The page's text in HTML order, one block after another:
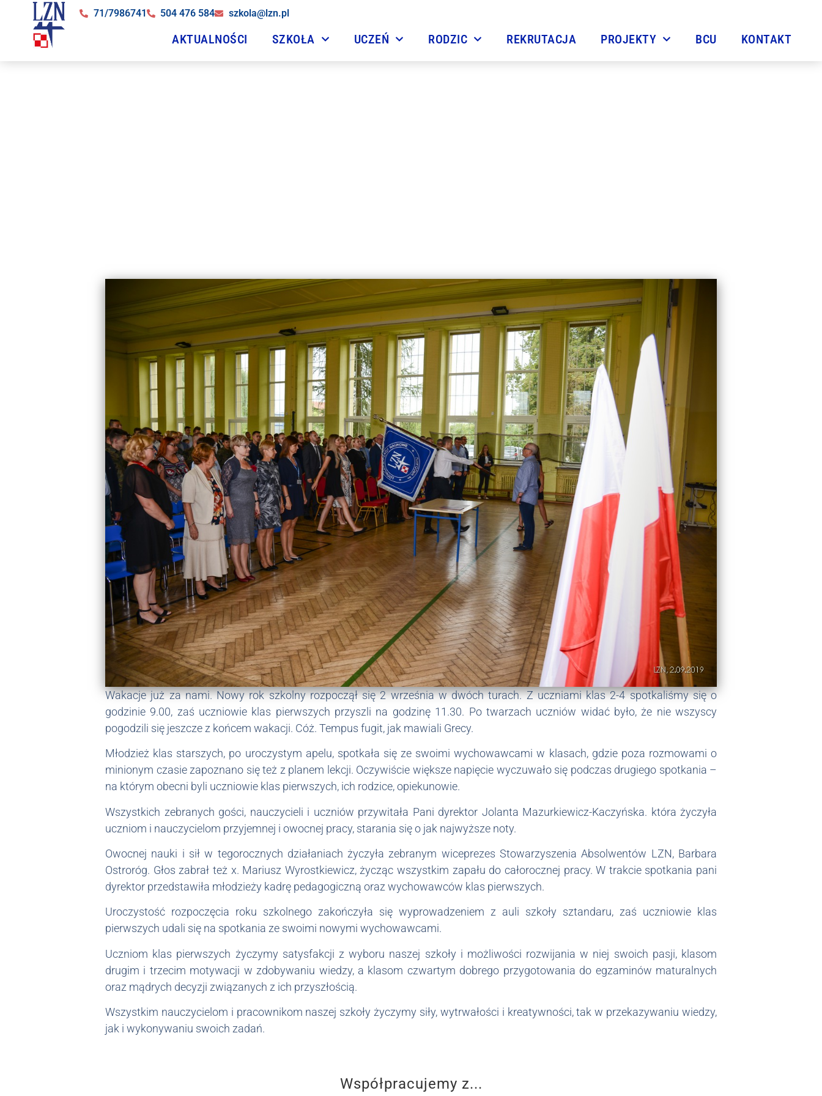
71/7986741 504 476 584 szkola@lzn.pl
AKTUALNOŚCI SZKOŁA UCZEŃ RODZIC REKRUTACJA PROJEKTY BCU KONTAKT
Wakacje już za nami. Nowy rok szkolny rozpoczął się 2 września w dwóch turach. Z uczniami klas 2-4 spotkaliśmy się o
godzinie 9.00, zaś uczniowie klas pierwszych przyszli na godzinę 11.30. Po twarzach uczniów widać było, że nie wszyscy
pogodzili się jeszcze z końcem wakacji. Cóż. Tempus fugit, jak mawiali Grecy.
Młodzież klas starszych, po uroczystym apelu, spotkała się ze swoimi wychowawcami w klasach, gdzie poza rozmowami o
minionym czasie zapoznano się też z planem lekcji. Oczywiście większe napięcie wyczuwało się podczas drugiego spotkania –
na którym obecni byli uczniowie klas pierwszych, ich rodzice, opiekunowie.
Wszystkich zebranych gości, nauczycieli i uczniów przywitała Pani dyrektor Jolanta Mazurkiewicz-Kaczyńska. która życzyła
uczniom i nauczycielom przyjemnej i owocnej pracy, starania się o jak najwyższe noty.
Owocnej nauki i sił w tegorocznych działaniach życzyła zebranym wiceprezes Stowarzyszenia Absolwentów LZN, Barbara
Ostroróg. Głos zabrał też x. Mariusz Wyrostkiewicz, życząc wszystkim zapału do całorocznej pracy. W trakcie spotkania pani
dyrektor przedstawiła młodzieży kadrę pedagogiczną oraz wychowawców klas pierwszych.
Uroczystość rozpoczęcia roku szkolnego zakończyła się wyprowadzeniem z auli szkoły sztandaru, zaś uczniowie klas
pierwszych udali się na spotkania ze swoimi nowymi wychowawcami.
Uczniom klas pierwszych życzymy satysfakcji z wyboru naszej szkoły i możliwości rozwijania w niej swoich pasji, klasom
drugim i trzecim motywacji w zdobywaniu wiedzy, a klasom czwartym dobrego przygotowania do egzaminów maturalnych
oraz mądrych decyzji związanych z ich przyszłością.
Wszystkim nauczycielom i pracownikom naszej szkoły życzymy siły, wytrwałości i kreatywności, tak w przekazywaniu wiedzy,
jak i wykonywaniu swoich zadań.
Współpracujemy z...